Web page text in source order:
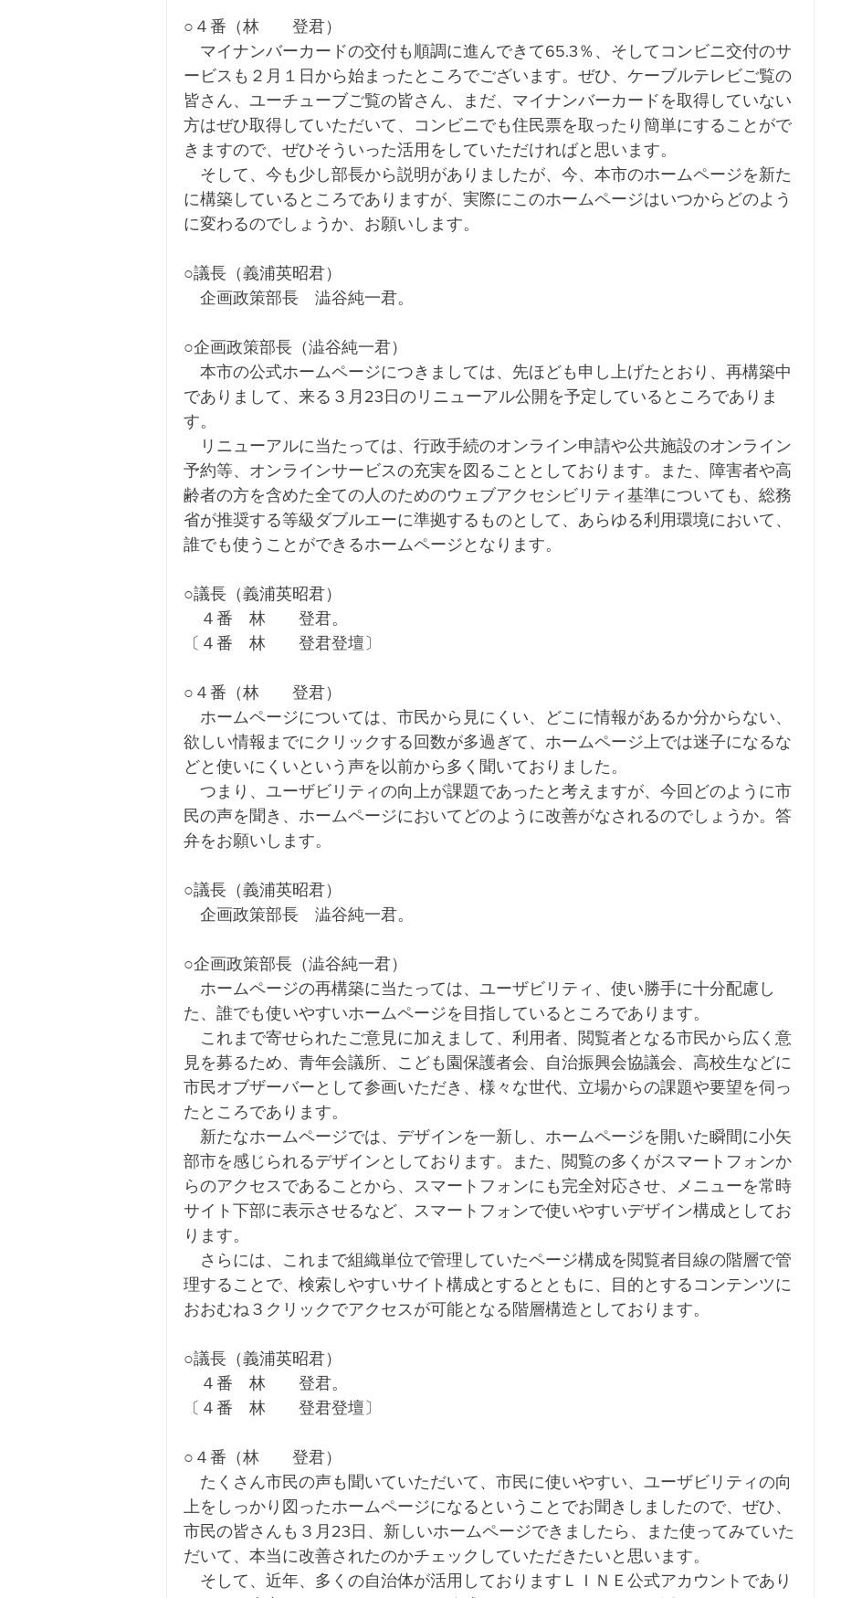
○４番（林　　登君）
マイナンバーカードの交付も順調に進んできて65.3％、そしてコンビニ交付のサ
ービスも２月１日から始まったところでございます。ぜひ、ケーブルテレビご覧の
皆さん、ユーチューブご覧の皆さん、まだ、マイナンバーカードを取得していない
方はぜひ取得していただいて、コンビニでも住民票を取ったり簡単にすることがで
きますので、ぜひそういった活用をしていただければと思います。
そして、今も少し部長から説明がありましたが、今、本市のホームページを新た
に構築しているところでありますが、実際にこのホームページはいつからどのよう
に変わるのでしょうか、お願いします。
○議長（義浦英昭君）
企画政策部長　澁谷純一君。
○企画政策部長（澁谷純一君）
本市の公式ホームページにつきましては、先ほども申し上げたとおり、再構築中
でありまして、来る３月23日のリニューアル公開を予定しているところでありま
す。
リニューアルに当たっては、行政手続のオンライン申請や公共施設のオンライン
予約等、オンラインサービスの充実を図ることとしております。また、障害者や高
齢者の方を含めた全ての人のためのウェブアクセシビリティ基準についても、総務
省が推奨する等級ダブルエーに準拠するものとして、あらゆる利用環境において、
誰でも使うことができるホームページとなります。
○議長（義浦英昭君）
４番　林　　登君。
〔４番　林　　登君登壇〕
○４番（林　　登君）
ホームページについては、市民から見にくい、どこに情報があるか分からない、
欲しい情報までにクリックする回数が多過ぎて、ホームページ上では迷子になるな
どと使いにくいという声を以前から多く聞いておりました。
つまり、ユーザビリティの向上が課題であったと考えますが、今回どのように市
民の声を聞き、ホームページにおいてどのように改善がなされるのでしょうか。答
弁をお願いします。
○議長（義浦英昭君）
企画政策部長　澁谷純一君。
○企画政策部長（澁谷純一君）
ホームページの再構築に当たっては、ユーザビリティ、使い勝手に十分配慮し
た、誰でも使いやすいホームページを目指しているところであります。
これまで寄せられたご意見に加えまして、利用者、閲覧者となる市民から広く意
見を募るため、青年会議所、こども園保護者会、自治振興会協議会、高校生などに
市民オブザーバーとして参画いただき、様々な世代、立場からの課題や要望を伺っ
たところであります。
新たなホームページでは、デザインを一新し、ホームページを開いた瞬間に小矢
部市を感じられるデザインとしております。また、閲覧の多くがスマートフォンか
らのアクセスであることから、スマートフォンにも完全対応させ、メニューを常時
サイト下部に表示させるなど、スマートフォンで使いやすいデザイン構成としてお
ります。
さらには、これまで組織単位で管理していたページ構成を閲覧者目線の階層で管
理することで、検索しやすいサイト構成とするとともに、目的とするコンテンツに
おおむね３クリックでアクセスが可能となる階層構造としております。
○議長（義浦英昭君）
４番　林　　登君。
〔４番　林　　登君登壇〕
○４番（林　　登君）
たくさん市民の声も聞いていただいて、市民に使いやすい、ユーザビリティの向
上をしっかり図ったホームページになるということでお聞きしましたので、ぜひ、
市民の皆さんも３月23日、新しいホームページできましたら、また使ってみていた
だいて、本当に改善されたのかチェックしていただきたいと思います。
そして、近年、多くの自治体が活用しておりますＬＩＮＥ公式アカウントであり